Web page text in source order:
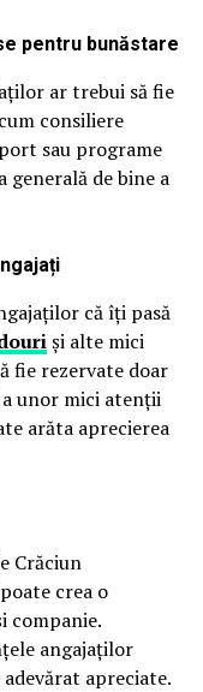
pentru bunăstare
ar trebui să fie
consiliere
sau programe
generală de bine a
că îți pasă
și alte mici
fie rezervate doar
unor mici atenții
arăta aprecierea
Crăciun
crea o
companie.
angajaților
apreciate.